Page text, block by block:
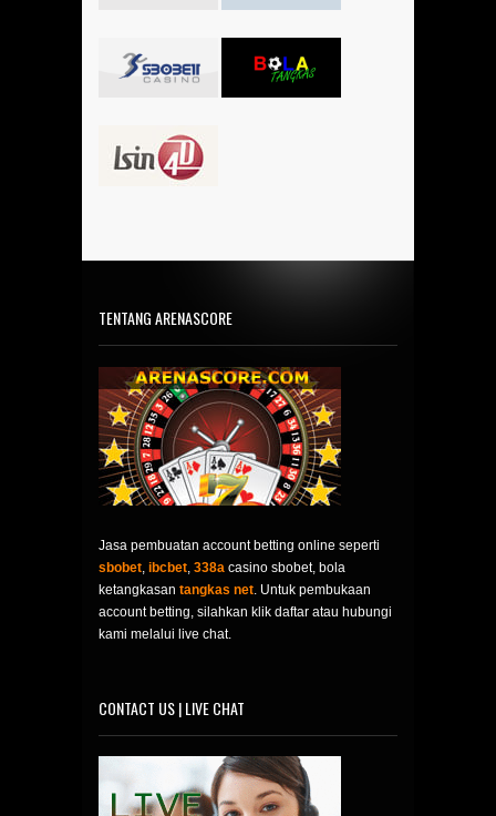
TENTANG ARENASCORE
Jasa pembuatan account betting online seperti
sbobet, ibcbet, 338a casino sbobet, bola
ketangkasan tangkas net. Untuk pembukaan
account betting, silahkan klik daftar atau hubungi
kami melalui live chat.
CONTACT US | LIVE CHAT